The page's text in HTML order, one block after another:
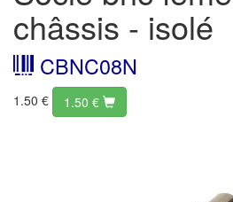
châssis - isolé
CBNC08N
1.50 € 1.50 €